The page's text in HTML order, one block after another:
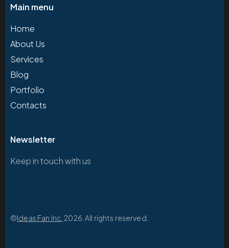
Main menu
Home
About Us
Services
Blog
Portfolio
Contacts
Newsletter
Keep in touch with us
©Ideas Fan Inc. 2026. All rights reserved.